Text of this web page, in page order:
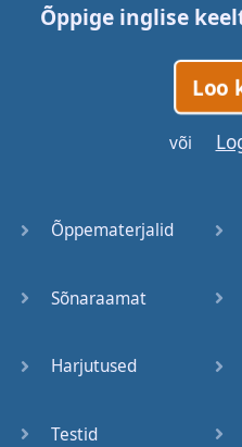
Õppige inglise
Loo
või
Õppematerjalid
Sõnaraamat
Harjutused
Testid